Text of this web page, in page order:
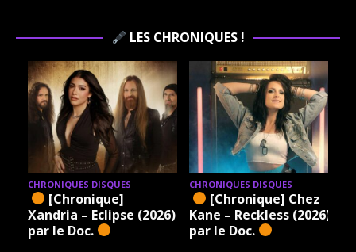
LES CHRONIQUES !
CHRONIQUES DISQUES
[Chronique]
Xandria – Eclipse (2026)
par le Doc.
CHRONIQUES DISQUES
[Chronique] Chez
Kane – Reckless (2026)
par le Doc.